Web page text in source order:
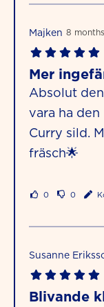
Majken 8
Mer
Absolut
vara ha den
Curry sild.
fräsch🌟
0 0
Susanne
Blivande